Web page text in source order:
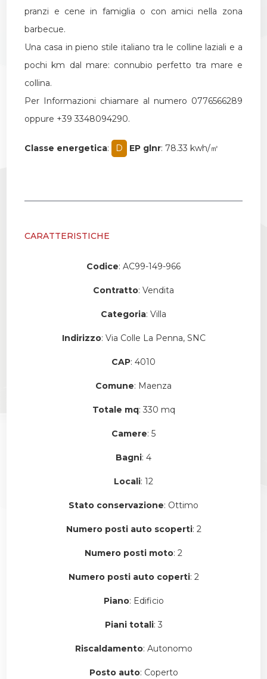
pranzi e cene in famiglia o con amici nella zona
barbecue.
Una casa in pieno stile italiano tra le colline laziali e a
pochi km dal mare: connubio perfetto tra mare e
collina.
Per Informazioni chiamare al numero 0776566289
oppure +39 3348094290.
Classe energetica: D EP glnr: 78.33 kwh/㎡
CARATTERISTICHE
Codice: AC99-149-966
Contratto: Vendita
Categoria: Villa
Indirizzo: Via Colle La Penna, SNC
CAP: 4010
Comune: Maenza
Totale mq: 330 mq
Camere: 5
Bagni: 4
Locali: 12
Stato conservazione: Ottimo
Numero posti auto scoperti: 2
Numero posti moto: 2
Numero posti auto coperti: 2
Piano: Edificio
Piani totali: 3
Riscaldamento: Autonomo
Posto auto: Coperto